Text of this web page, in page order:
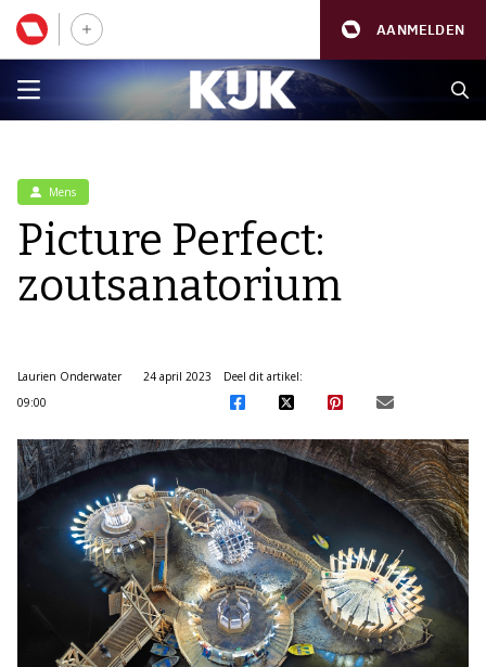
AANMELDEN
Mens
Picture Perfect:
zoutsanatorium
Laurien Onderwater
24 april 2023
09:00
Deel dit artikel: